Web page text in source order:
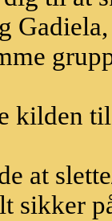
kilden
at
sikker